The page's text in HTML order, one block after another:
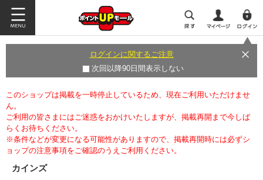
ログインに関するご注意
次回以降90日間表示しない
このショップは掲載を一時停止しているため、現在ご利用いただけませ
ん。
ご利用の皆さまにはご迷惑をおかけいたしますが、掲載再開まで今しば
らくお待ちください。
※条件などが変更になる可能性がありますので、掲載再開時には必ずシ
ョップの注意事項をご確認のうえご利用ください。
カインズ